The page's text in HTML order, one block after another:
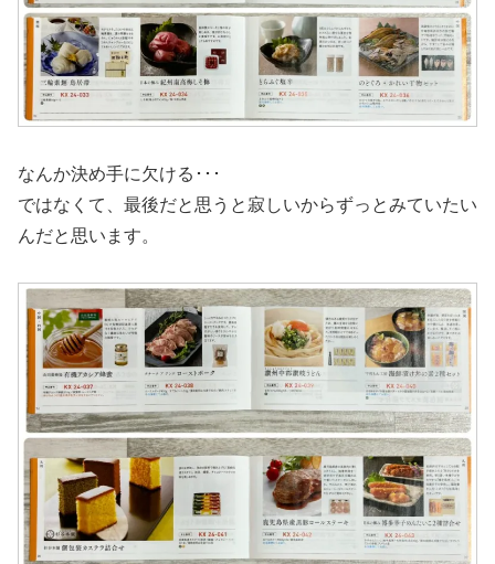
なんか決め手に欠ける･･･
ではなくて、最後だと思うと寂しいからずっとみていたい
んだと思います。